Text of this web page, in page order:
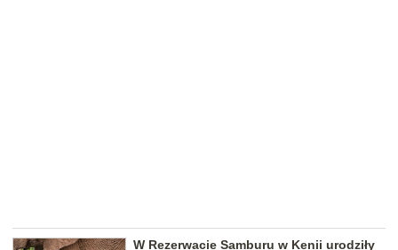
W Rezerwacie Samburu w Kenii urodziły